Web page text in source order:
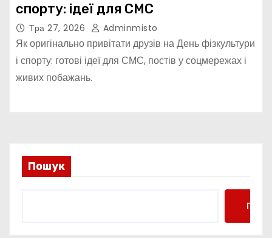
спорту: ідеї для СМС
Тра 27, 2026 Adminmisto
Як оригінально привітати друзів на День фізкультури
і спорту: готові ідеї для СМС, постів у соцмережах і
живих побажань.
Пошук